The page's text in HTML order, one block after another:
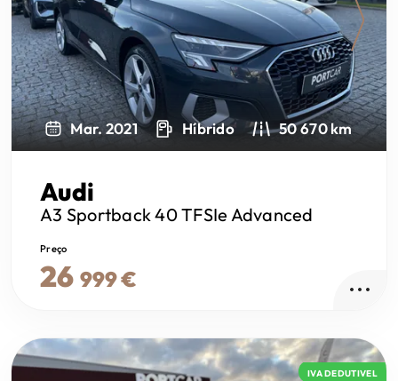
Next
Mar. 2021 Híbrido 50 670 km
Audi
A3 Sportback40 TFSIe Advanced
Preço
26 999 €
IVA DEDUTIVEL